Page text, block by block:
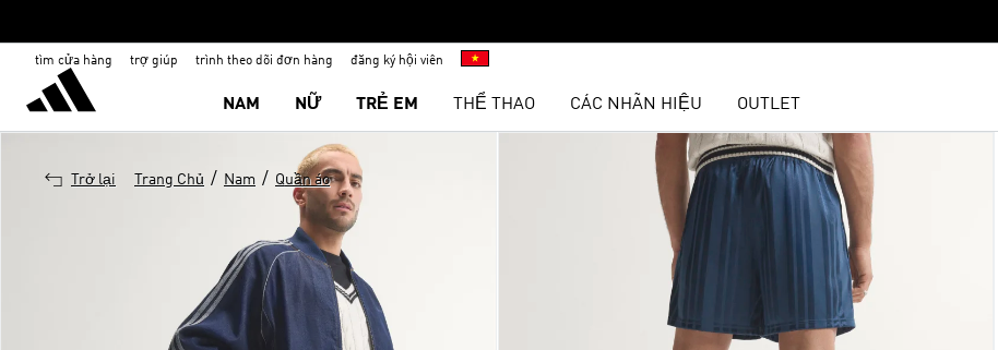
tìm cửa hàng trợ giúp trình theo dõi đơn hàng đăng ký hội viên
NAM NỮ TRẺ EM THỂ THAO CÁC NHÃN HIỆU OUTLET
Trở lại Trang Chủ / Nam / Quần áo